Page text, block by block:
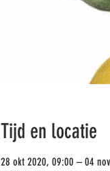
Tijd en locatie
28 okt 2020, 09:00 – 04